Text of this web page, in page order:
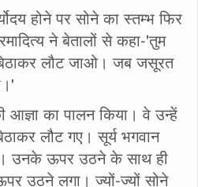
होने पर सोने का स्तम्भ फिर
ने बेतालों से कहा-'तुम
लौट जाओ। जब जसूरत
आज्ञा का पालन किया। वे उन्हें
लौट गए। सूर्य भगवान
उनके ऊपर उठने के साथ ही
उठने लगा। ज्यों-ज्यों सोने